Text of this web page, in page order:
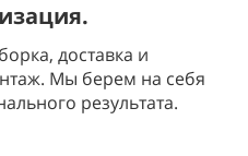
доставка и
Мы берем на себя
результата.